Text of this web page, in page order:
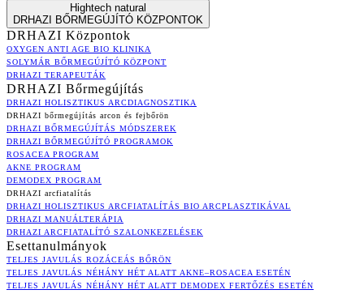
Hightech natural
DRHAZI BŐRMEGÚJÍTÓ KÖZPONTOK
DRHAZI Központok
OXYGEN ANTI AGE BIO KLINIKA
SOLYMÁR BŐRMEGÚJÍTÓ KÖZPONT
DRHAZI TERAPEUTÁK
DRHAZI Bőrmegújítás
DRHAZI HOLISZTIKUS ARCDIAGNOSZTIKA
DRHAZI bőrmegújítás arcon és fejbőrön
DRHAZI BŐRMEGÚJÍTÁS MÓDSZEREK
DRHAZI BŐRMEGÚJÍTÓ PROGRAMOK
ROSACEA PROGRAM
AKNE PROGRAM
DEMODEX PROGRAM
DRHAZI arcfiatalítás
DRHAZI HOLISZTIKUS ARCFIATALÍTÁS BIO ARCPLASZTIKÁVAL
DRHAZI MANUÁLTERÁPIA
DRHAZI ARCFIATALÍTÓ SZALONKEZELÉSEK
Esettanulmányok
TELJES JAVULÁS ROZÁCEÁS BŐRÖN
TELJES JAVULÁS NÉHÁNY HÉT ALATT AKNE–ROSACEA ESETÉN
TELJES JAVULÁS NÉHÁNY HÉT ALATT DEMODEX FERTŐZÉS ESETÉN